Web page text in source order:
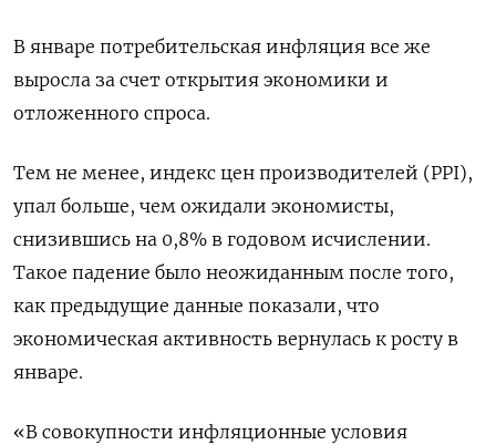
В январе потребительская инфляция все же
выросла за счет открытия экономики и
отложенного спроса.
Тем не менее, индекс цен производителей (PPI),
упал больше, чем ожидали экономисты,
снизившись на 0,8% в годовом исчислении.
Такое падение было неожиданным после того,
как предыдущие данные показали, что
экономическая активность вернулась к росту в
январе.
«В совокупности инфляционные условия